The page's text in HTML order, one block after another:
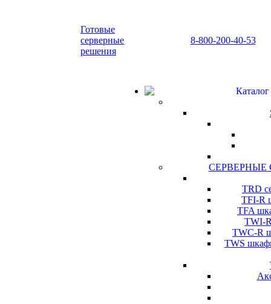
Готовые
серверные
решения
8-800-200-40-53
TRD
TFI-R
TFA
TWI-
TWC-R
TWS